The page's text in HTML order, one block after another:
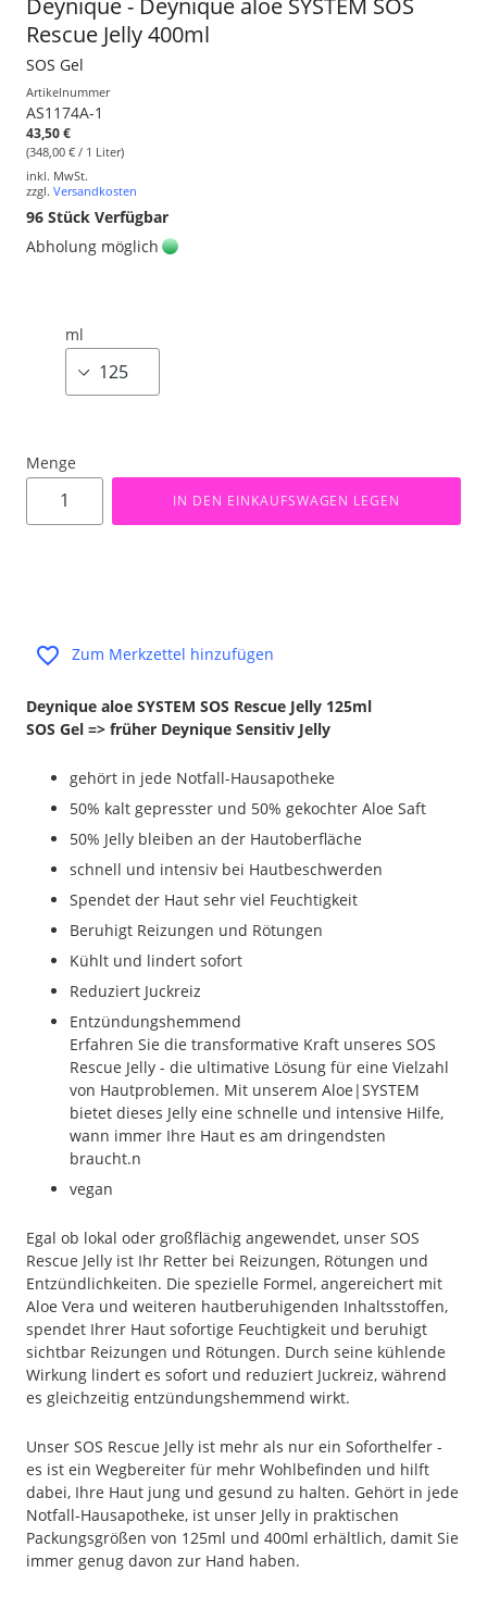
Rescue Jelly 400ml
SOS Gel
Artikelnummer
AS1174A-1
43,50 €
(348,00 € / 1 Liter)
inkl. MwSt.
zzgl. Versandkosten
96 Stück Verfügbar
Abholung möglich
ml
Menge
IN DEN EINKAUFSWAGEN LEGEN
Zum Merkzettel hinzufügen
Deynique aloe SYSTEM SOS Rescue Jelly 125ml
SOS Gel => früher Deynique Sensitiv Jelly
gehört in jede Notfall-Hausapotheke
50% kalt gepresster und 50% gekochter Aloe Saft
50% Jelly bleiben an der Hautoberfläche
schnell und intensiv bei Hautbeschwerden
Spendet der Haut sehr viel Feuchtigkeit
Beruhigt Reizungen und Rötungen
Kühlt und lindert sofort
Reduziert Juckreiz
Entzündungshemmend
Erfahren Sie die transformative Kraft unseres SOS
Rescue Jelly - die ultimative Lösung für eine Vielzahl
von Hautproblemen. Mit unserem Aloe|SYSTEM
bietet dieses Jelly eine schnelle und intensive Hilfe,
wann immer Ihre Haut es am dringendsten
braucht.n
vegan
Egal ob lokal oder großflächig angewendet, unser SOS
Rescue Jelly ist Ihr Retter bei Reizungen, Rötungen und
Entzündlichkeiten. Die spezielle Formel, angereichert mit
Aloe Vera und weiteren hautberuhigenden Inhaltsstoffen,
spendet Ihrer Haut sofortige Feuchtigkeit und beruhigt
sichtbar Reizungen und Rötungen. Durch seine kühlende
Wirkung lindert es sofort und reduziert Juckreiz, während
es gleichzeitig entzündungshemmend wirkt.
Unser SOS Rescue Jelly ist mehr als nur ein Soforthelfer -
es ist ein Wegbereiter für mehr Wohlbefinden und hilft
dabei, Ihre Haut jung und gesund zu halten. Gehört in jede
Notfall-Hausapotheke, ist unser Jelly in praktischen
Packungsgrößen von 125ml und 400ml erhältlich, damit Sie
immer genug davon zur Hand haben.